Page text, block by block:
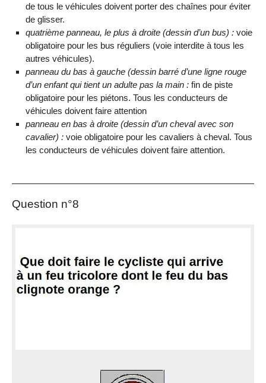
de tous le véhicules doivent porter des chaînes pour éviter
de glisser.
quatrième panneau, le plus à droite (dessin d’un bus) :voie
obligatoire pour les bus réguliers (voie interdite à tous les
autres véhicules).
panneau du bas à gauche (dessin barré d’une ligne rouge
d’un enfant qui tient un adulte pas la main :fin de piste
obligatoire pour les piétons. Tous les conducteurs de
véhicules doivent faire attention
panneau en bas à droite (dessin d’un cheval avec son
cavalier) :voie obligatoire pour les cavaliers à cheval. Tous
les conducteurs de véhicules doivent faire attention.
Question n°8